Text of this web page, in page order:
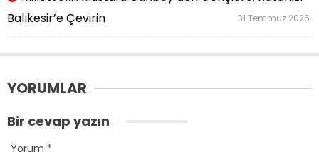
Balıkesir’e Çevirin
31 Temmuz 2026
YORUMLAR
Bir cevap yazın
Yorum *